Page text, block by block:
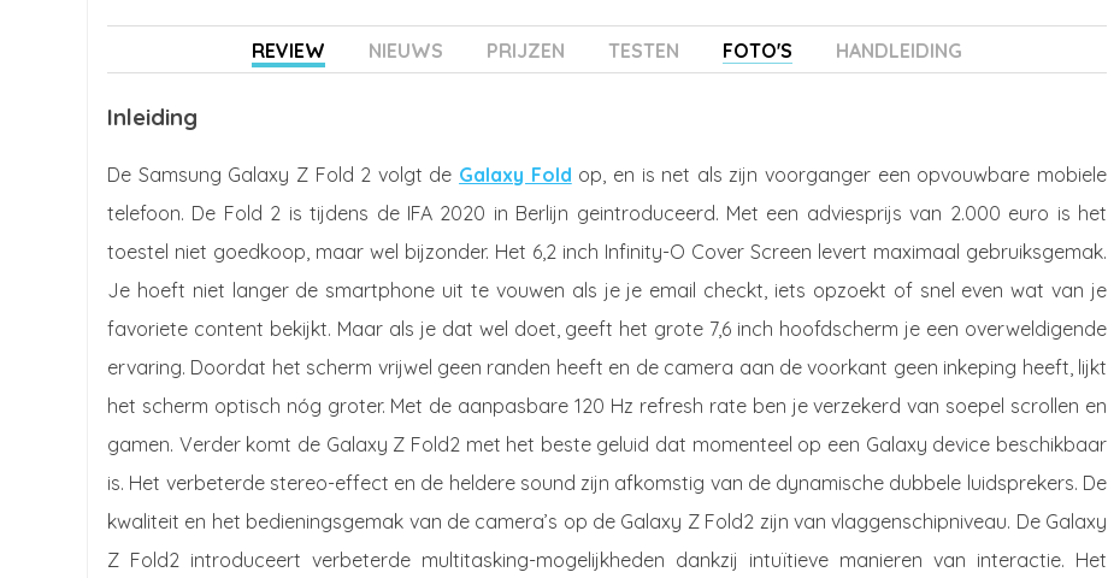
REVIEW NIEUWS PRIJZEN TESTEN FOTO'S HANDLEIDING
Inleiding
De Samsung Galaxy Z Fold 2 volgt de Galaxy Fold op, en is net als zijn voorganger een opvouwbare mobiele
telefoon. De Fold 2 is tijdens de IFA 2020 in Berlijn geintroduceerd. Met een adviesprijs van 2.000 euro is het
toestel niet goedkoop, maar wel bijzonder. Het 6,2 inch Infinity-O Cover Screen levert maximaal gebruiksgemak.
Je hoeft niet langer de smartphone uit te vouwen als je je email checkt, iets opzoekt of snel even wat van je
favoriete content bekijkt. Maar als je dat wel doet, geeft het grote 7,6 inch hoofdscherm je een overweldigende
ervaring. Doordat het scherm vrijwel geen randen heeft en de camera aan de voorkant geen inkeping heeft, lijkt
het scherm optisch nóg groter. Met de aanpasbare 120 Hz refresh rate ben je verzekerd van soepel scrollen en
gamen. Verder komt de Galaxy Z Fold2 met het beste geluid dat momenteel op een Galaxy device beschikbaar
is. Het verbeterde stereo-effect en de heldere sound zijn afkomstig van de dynamische dubbele luidsprekers. De
kwaliteit en het bedieningsgemak van de camera’s op de Galaxy Z Fold2 zijn van vlaggenschipniveau. De Galaxy
Z Fold2 introduceert verbeterde multitasking-mogelijkheden dankzij intuïtieve manieren van interactie. Het